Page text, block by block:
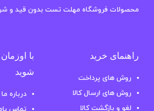
محصولات فروشگاه مهلت تست بدون قید و
راهنمای خرید
روش های پرداخت
روش های ارسال کالا
لغو و بازگشت کالا
با
شوید
درباره ما